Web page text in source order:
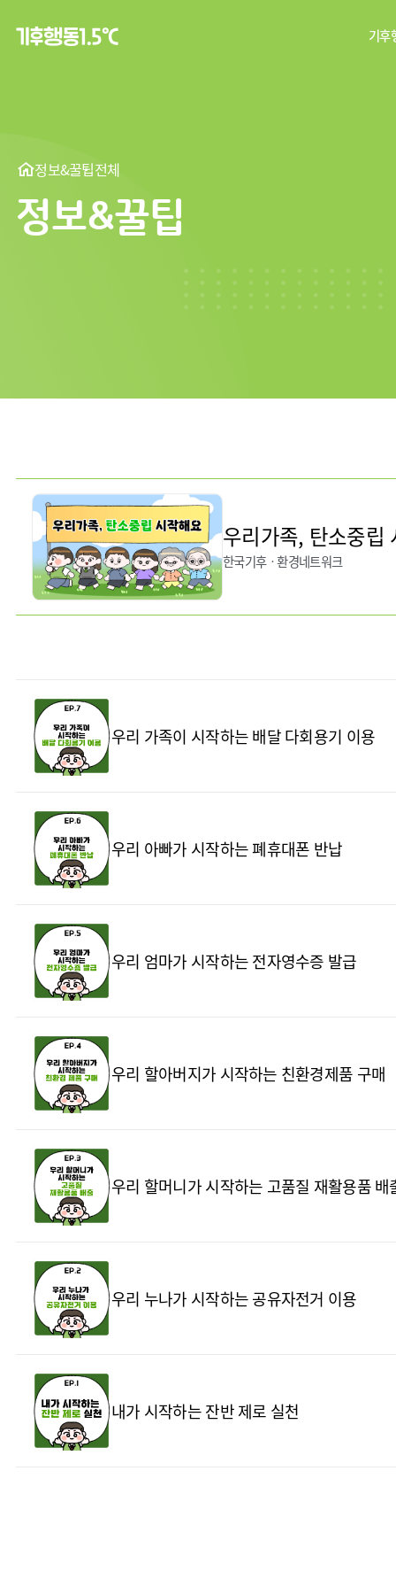
기
정보&꿀팁전체
정보&꿀팁
우리가족, 탄소중립
한국기후ㆍ환경네트워크
우리 가족이 시작하는 배달 다회용기 이용
우리 아빠가 시작하는 폐휴대폰 반납
우리 엄마가 시작하는 전자영수증 발급
우리 할아버지가 시작하는 친환경제품 구매
우리 할머니가 시작하는 고품질 재활용품 배
우리 누나가 시작하는 공유자전거 이용
내가 시작하는 잔반 제로 실천